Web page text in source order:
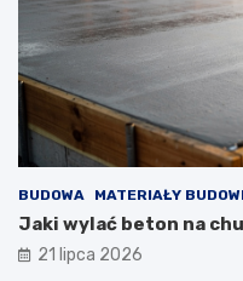
BUDOWA MATERIAŁY
Jaki wylać beton na
21 lipca 2026